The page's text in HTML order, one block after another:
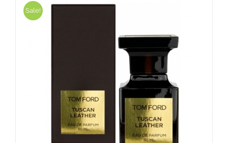
Sale!